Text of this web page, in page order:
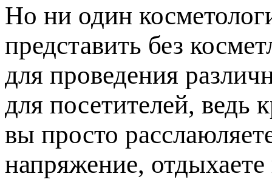
Но ни один
представить без
для проведения
для посетителей, ведь
вы просто
напряжение,